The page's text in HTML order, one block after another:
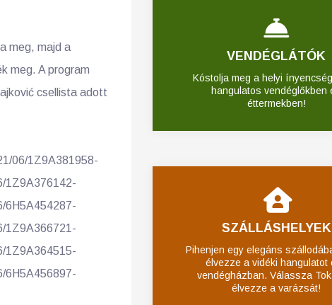
meg, majd a
meg. A program
csellista adott
06/1Z9A381958-
1Z9A376142-
6H5A454287-
1Z9A366721-
1Z9A364515-
6H5A456897-
VENDÉGLÁTÓK
Kóstolja meg a helyi
hangulatos vendéglőkben
éttermekben!
SZÁLLÁSHELYEK
Pihenjen egy elegáns
élvezze a vidéki hangulatot
vendégházban. Válassza
élvezze a varázsát!